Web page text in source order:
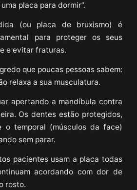
placa para dormir”.
(ou placa de bruxismo) é
para proteger os seus
e evitar fraturas.
que poucas pessoas sabem:
relaxa a sua musculatura.
apertando a mandíbula contra
Os dentes estão protegidos,
o temporal (músculos da face)
sem parar.
pacientes usam a placa todas
acordando com dor de
rosto.